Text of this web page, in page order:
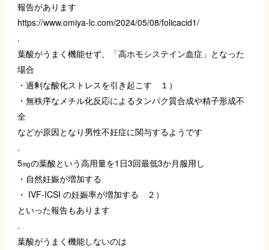
報告があります
https://www.omiya-lc.com/2024/05/08/folicacid1/
.
葉酸がうまく機能せず、「高ホモシステイン血症」となった
場合
・過剰な酸化ストレスを引き起こす １）
・無秩序なメチル化反応によるタンパク質合成や精子形成不
全
などが原因となり男性不妊症に関与するようです
.
5㎎の葉酸という高用量を1日3回最低3か月服用し
・自然妊娠が増加する
・ IVF-ICSI の妊娠率が増加する ２）
といった報告もあります
.
葉酸がうまく機能しないのは